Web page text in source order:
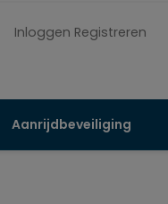
Inloggen Registreren
Aanrijdbeveiliging